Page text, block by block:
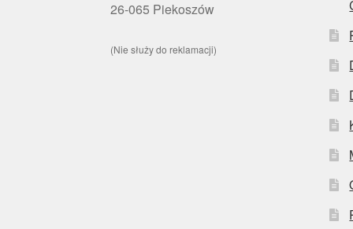
26-065 Piekoszów
(Nie służy do reklamacji)